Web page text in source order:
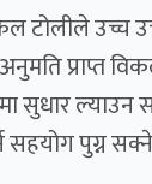
टोलीले उच्च
अनुमति प्राप्त
सुधार
पुग्न